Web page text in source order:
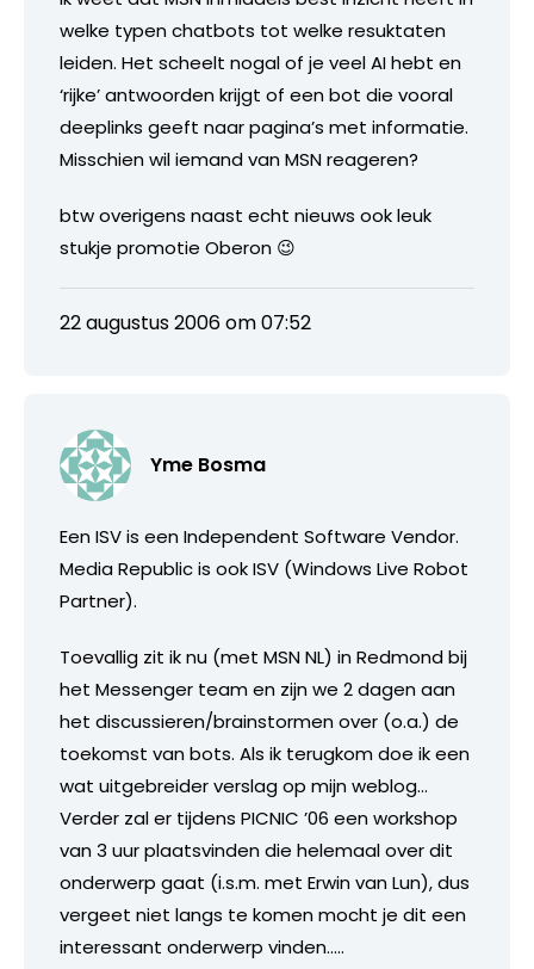
welke typen chatbots tot welke resuktaten
leiden. Het scheelt nogal of je veel AI hebt en
‘rijke’ antwoorden krijgt of een bot die vooral
deeplinks geeft naar pagina’s met informatie.
Misschien wil iemand van MSN reageren?
btw overigens naast echt nieuws ook leuk
stukje promotie Oberon 😉
22 augustus 2006 om 07:52
Yme Bosma
Een ISV is een Independent Software Vendor.
Media Republic is ook ISV (Windows Live Robot
Partner).
Toevallig zit ik nu (met MSN NL) in Redmond bij
het Messenger team en zijn we 2 dagen aan
het discussieren/brainstormen over (o.a.) de
toekomst van bots. Als ik terugkom doe ik een
wat uitgebreider verslag op mijn weblog…
Verder zal er tijdens PICNIC ’06 een workshop
van 3 uur plaatsvinden die helemaal over dit
onderwerp gaat (i.s.m. met Erwin van Lun), dus
vergeet niet langs te komen mocht je dit een
interessant onderwerp vinden…..